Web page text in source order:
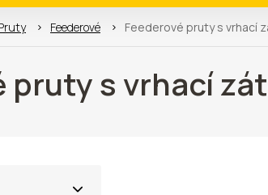
Feederové Feederové pruty s vrhací
pruty s vrhací